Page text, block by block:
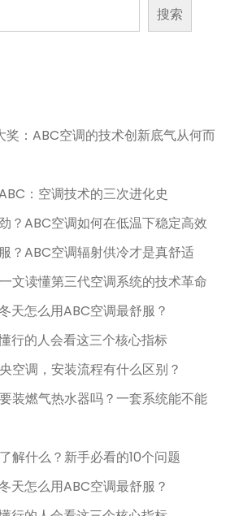
搜索
：ABC空调的技术创新底气从何而
：空调技术的三次进化史
？ABC空调如何在低温下稳定高效
？ABC空调辐射供冷才是真舒适
文读懂第三代空调系统的技术革命
天怎么用ABC空调最舒服？
行的人会看这三个核心指标
空调，安装流程有什么区别？
装燃气热水器吗？一套系统能不能
解什么？新手必看的10个问题
天怎么用ABC空调最舒服？